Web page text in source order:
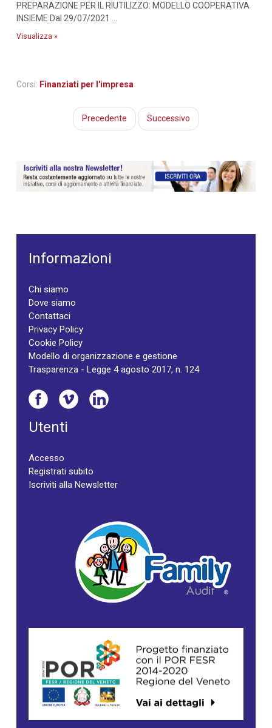
PREPARAZIONE PER IL RIUTILIZZO: MODELLO COOPERATIVA
INSIEME Dal 29/07/2021 ...
Visualizza »
Corsi: Finanziati per l'impresa
Precedente Successivo
Informazioni
Chi siamo
Dove siamo
Contattaci
Privacy Policy
Cookie Policy
Modello di organizzazione e gestione
Trasparenza - Legge 4 agosto 2017, n. 124
Utenti
Accesso
Registrati subito
Iscriviti alla Newsletter